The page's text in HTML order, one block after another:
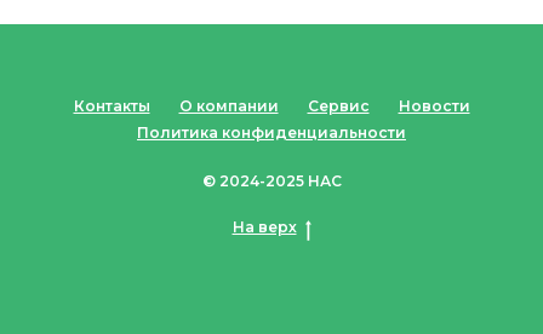
Контакты О компании Сервис
Новости
Политика конфиденциальности
© 2024-2025 НАС
На верх